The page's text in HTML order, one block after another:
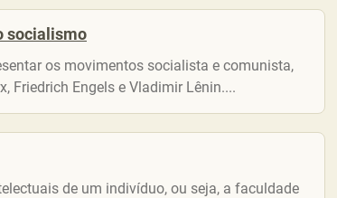
socialismo
os movimentos socialista e comunista,
Friedrich Engels e Vladimir Lênin....
de um indivíduo, ou seja, a faculdade